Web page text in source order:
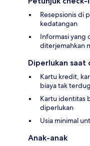
Resepsionis di
kedatangan
Informasi yang
diterjemahkan
Diperlukan saat
Kartu kredit,
biaya tak
Kartu identitas
diperlukan
Usia minimal
Anak-anak